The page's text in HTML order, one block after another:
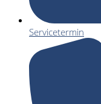
Servicetermin